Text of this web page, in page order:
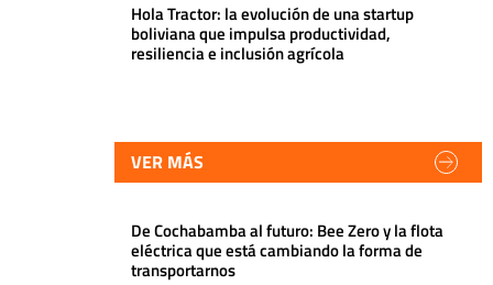
Hola Tractor: la evolución de una startup
boliviana que impulsa productividad,
resiliencia e inclusión agrícola
VER MÁS
De Cochabamba al futuro: Bee Zero y la flota
eléctrica que está cambiando la forma de
transportarnos